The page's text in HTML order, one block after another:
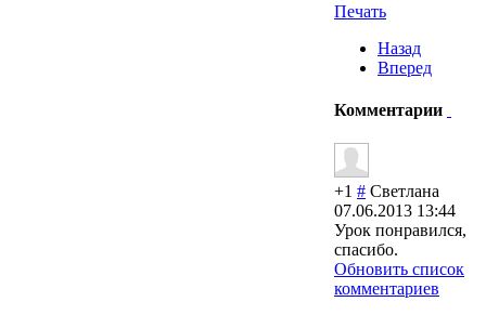
Печать
Назад
Вперед
Комментарии
+1 # Светлана
07.06.2013 13:44
Урок понравился,
спасибо.
Обновить список
комментариев